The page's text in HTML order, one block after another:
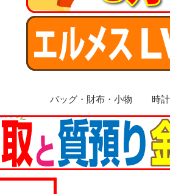
バッグ・財布・小物
ショルダー
ハンド
ボストン
トート
リュック
ビジネス
トランク
ポーチ
財布
時計